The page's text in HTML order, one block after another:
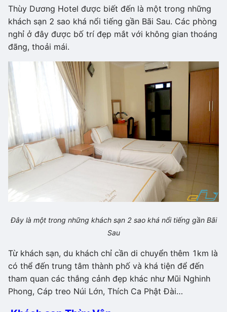
Thùy Dương Hotel được biết đến là một trong những
khách sạn 2 sao khá nổi tiếng gần Bãi Sau. Các phòng
nghỉ ở đây được bố trí đẹp mắt với không gian thoáng
đãng, thoải mái.
Đây là một trong những khách sạn 2 sao khá nổi tiếng gần Bãi
Sau
Từ khách sạn, du khách chỉ cần di chuyển thêm 1km là
có thể đến trung tâm thành phố và khá tiện để đến
tham quan các thắng cảnh đẹp khác như Mũi Nghinh
Phong, Cáp treo Núi Lớn, Thích Ca Phật Đài…